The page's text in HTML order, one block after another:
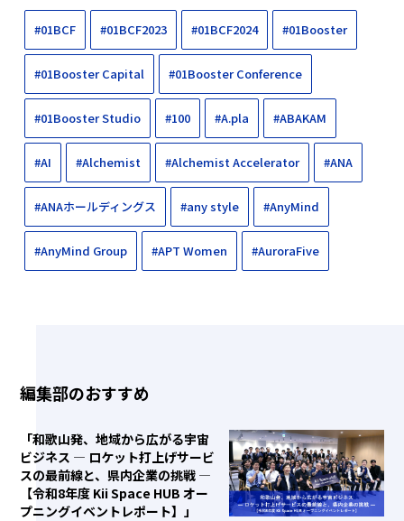
#01BCF #01BCF2023 #01BCF2024 #01Booster
#01Booster Capital #01Booster Conference
#01Booster Studio #100 #A.pla #ABAKAM
#AI #Alchemist #Alchemist Accelerator #ANA
#ANAホールディングス #any style #AnyMind
#AnyMind Group #APT Women #AuroraFive
編集部のおすすめ
「和歌山発、地域から広がる宇宙
ビジネス ― ロケット打上げサービ
スの最前線と、県内企業の挑戦 ―
【令和8年度 Kii Space HUB オー
プニングイベントレポート】」